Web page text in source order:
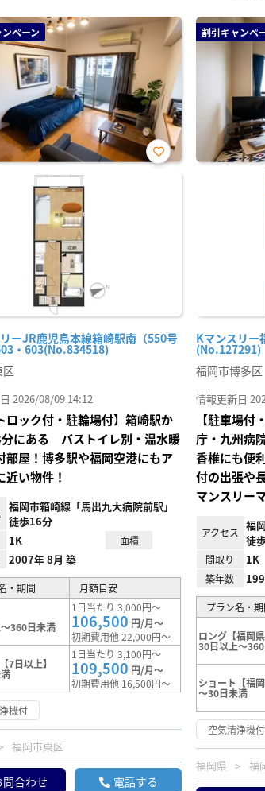
ペーン
ーJR鹿児島本線箱崎駅南（550号
・603(No.834518)
お気
2026/08/09 14:12
ロック付・駐輪場付】箱崎駅か
分にある バストイレ別・温水暖
部屋！博多駅や福岡空港にもア
近い物件！
福岡市箱崎線「馬出九大病院前駅」
徒歩16分
1K
面積
2007年 8月 築
・期間 月額目安
360日未満
1日当たり 3,000円～
106,500 円/月～
初期費用他 22,000円～
7日以上】
1日当たり 3,100円～
109,500 円/月～
初期費用他 16,500円～
機付
福岡市東区
問合わせ 電話する
割引キャンペ
Kマンスリー
(No.127291)
福岡市博多区
情報更新日
【駐車場付
庁・九州病
香椎にも便
付の出張や
マンスリー
アクセス
福
徒
間取り 1K
築年数
プラン名・期
ロング【福岡県
30日以上～
ショート【福岡
～30日未満
空気清浄機付
福岡県 福